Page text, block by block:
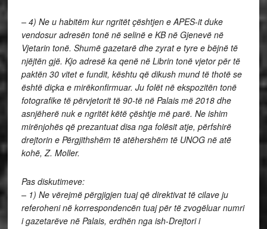
– 4) Ne u habitëm kur ngritët çështjen e APES-it duke
vendosur adresën tonë në selinë e KB në Gjenevë në
Vjetarin tonë. Shumë gazetarë dhe zyrat e tyre e bëjnë të
njëjtën gjë. Kjo adresë ka qenë në Librin tonë vjetor për të
paktën 30 vitet e fundit, kështu që dikush mund të thotë se
është diçka e mirëkonfirmuar. Ju folët në ekspozitën tonë
fotografike të përvjetorit të 90-të në Palais më 2018 dhe
asnjëherë nuk e ngritët këtë çështje më parë. Ne ishim
mirënjohës që prezantuat disa nga folësit atje, përfshirë
drejtorin e Përgjithshëm të atëhershëm të UNOG në atë
kohë, Z. Moller.
Pas diskutimeve:
– 1) Ne vërejmë përgjigjen tuaj që direktivat të cilave ju
referoheni në korrespondencën tuaj për të zvogëluar numri
i gazetarëve në Palais, erdhën nga ish-Drejtori i